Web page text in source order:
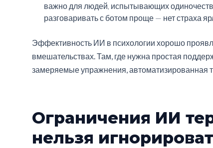
важно для людей, испытывающих
разговаривать с ботом проще — нет страха
Эффективность ИИ в психологии хорошо
вмешательствах. Там, где нужна простая
замеряемые упражнения, автоматизированная
Ограничения ИИ
нельзя